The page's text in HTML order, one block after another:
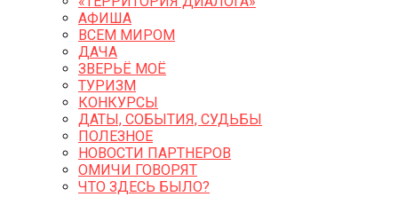
АФИША
ВСЕМ МИРОМ
ДАЧА
ЗВЕРЬЁ МОЁ
ТУРИЗМ
КОНКУРСЫ
ДАТЫ, СОБЫТИЯ, СУДЬБЫ
ПОЛЕЗНОЕ
НОВОСТИ ПАРТНЕРОВ
ОМИЧИ ГОВОРЯТ
ЧТО ЗДЕСЬ БЫЛО?